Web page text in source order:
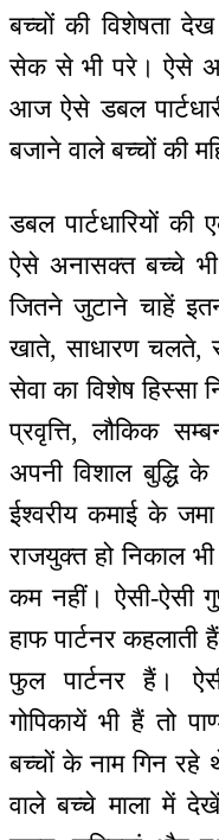
बच्चों की विशेषता
सेक से भी परे। ऐसे
आज ऐसे डबल
बजाने वाले बच्चों की
डबल पार्टधारियों
ऐसे अनासक्त बच्चे
जितने जुटाने चाहें
खाते, साधारण चलते,
सेवा का विशेष हिस्सा
प्रवृत्ति, लौकिक
अपनी विशाल बुद्धि
ईश्वरीय कमाई के
राजयुक्त हो निकाल
कम नहीं। ऐसी-ऐसी
हाफ पार्टनर
फुल पार्टनर हैं।
गोपिकायें भी हैं तो
बच्चों के नाम गिन रहे
वाले बच्चे माला में